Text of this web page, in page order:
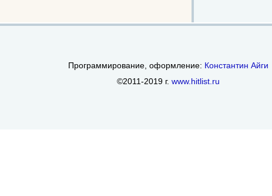
Программирование, оформление: Константин Айги
©2011-2019 г. www.hitlist.ru